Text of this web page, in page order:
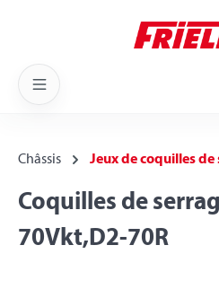
Châssis Jeux de coquilles de
Coquilles de
70Vkt,D2-70R